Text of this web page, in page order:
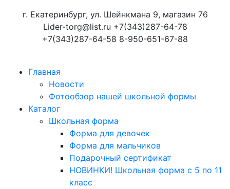
г. Екатеринбург, ул. Шейнкмана 9, магазин 76
Lider-torg@list.ru +7(343)287-64-78
+7(343)287-64-58 8-950-651-67-88
Главная
Новости
Фотообзор нашей школьной формы
Каталог
Школьная форма
Форма для девочек
Форма для мальчиков
Подарочный сертификат
НОВИНКИ! Школьная форма с 5 по 11
класс